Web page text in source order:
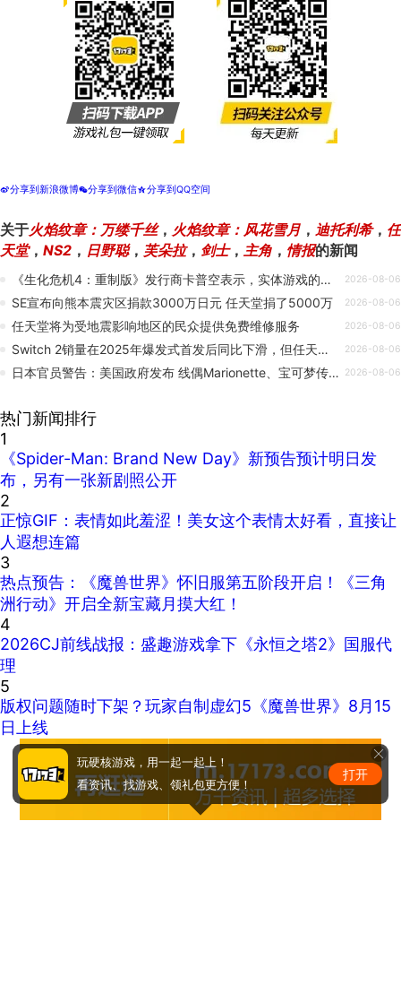
t分享到新浪微博w分享到微信z分享到QQ空间
关于火焰纹章：万缕千丝， 火焰纹章：风花雪月 ， 迪托利希， 任
天堂， NS2 ， 日野聪， 芙朵拉， 剑士， 主角 ， 情报的新闻
《生化危机4：重制版》发行商卡普空表示，实体游戏的消亡不会对销量产生“重大影响” 2026-08-06
SE宣布向熊本震灾区捐款3000万日元 任天堂捐了5000万 2026-08-06
任天堂将为受地震影响地区的民众提供免费维修服务 2026-08-06
Switch 2销量在2025年爆发式首发后同比下滑，但任天堂坚称其普及表现仍优于初代Switch 2026-08-06
日本官员警告：美国政府发布 线偶Marionette、宝可梦传说：阿尔宙斯 和 Naruto 梗图的行为可能会损害这些系列。 2026-08-06
热门新闻排行
1
《Spider-Man: Brand New Day》新预告预计明日发
布，另有一张新剧照公开
2
正惊GIF：表情如此羞涩！美女这个表情太好看，直接让
人遐想连篇
3
热点预告：《魔兽世界》怀旧服第五阶段开启！《三角
洲行动》开启全新宝藏月摸大红！
4
2026CJ前线战报：盛趣游戏拿下《永恒之塔2》国服代
理
5
版权问题随时下架？玩家自制虚幻5《魔兽世界》8月15
日上线
玩硬核游戏，用一起一起上！
看资讯、找游戏、领礼包更方便！
打开